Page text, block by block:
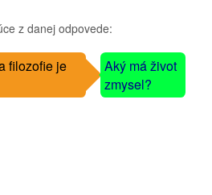
z danej odpovede:
filozofie je
--
--
Aký má život
zmysel?